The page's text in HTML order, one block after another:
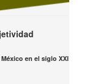
en el siglo XXI